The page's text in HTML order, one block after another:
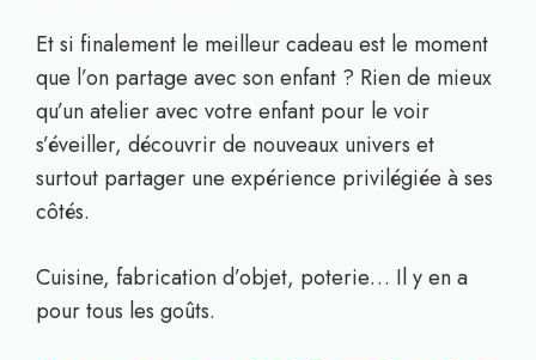
Et si finalement le meilleur cadeau est le moment
que l’on partage avec son enfant ? Rien de mieux
qu’un atelier avec votre enfant pour le voir
s’éveiller, découvrir de nouveaux univers et
surtout partager une expérience privilégiée à ses
côtés.
Cuisine, fabrication d’objet, poterie… Il y en a
pour tous les goûts.